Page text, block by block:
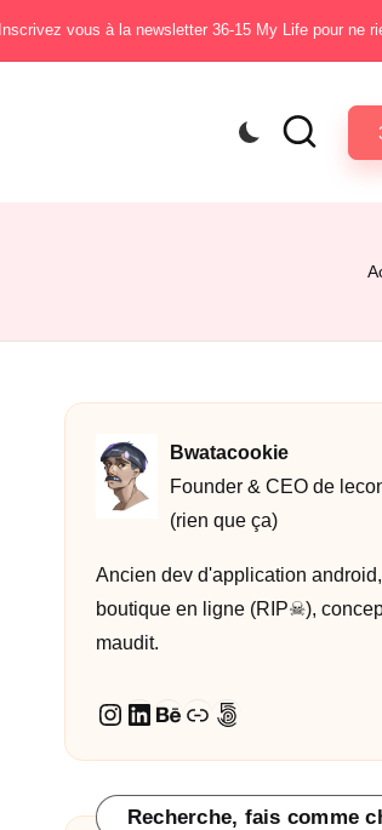
Inscrivez vous à la newsletter 36-15 My Life pour ne
Bwatacookie
Founder & CEO de
(rien que ça)
Ancien dev d'application
boutique en ligne (RIP☠︎︎),
maudit.
Instagram
LinkedIn
Behance
Lien500px
Recherche, fais comme